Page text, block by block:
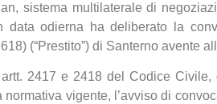
sistema multilaterale di
odierna ha deliberato la
(“Prestito”) di Santerno avente
2417 e 2418 del Codice Civile,
vigente, l’avviso di